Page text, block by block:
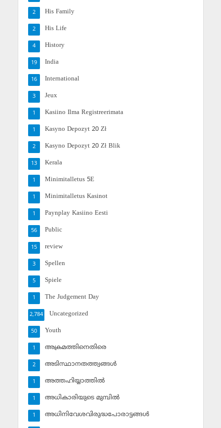
His Family
2
His Life
2
History
4
India
19
International
16
Jeux
3
Kasiino Ilma Registreerimata
1
Kasyno Depozyt 20 Zł
1
Kasyno Depozyt 20 Zł Blik
2
Kerala
13
Minimitalletus 5E
1
Minimitalletus Kasinot
1
Paynplay Kasiino Eesti
1
Public
56
review
15
Spellen
3
Spiele
5
The Judgement Day
1
Uncategorized
2,784
Youth
50
അക്രമത്തിനെതിരെ
1
അടിസ്ഥാനതത്ത്വങ്ങള്‍
2
അത്തഹിയ്യാത്തില്‍
1
അധികാരിയുടെ മുമ്പില്‍
1
അധിനിവേശവിരുദ്ധപോരാട്ടങ്ങള്‍
1